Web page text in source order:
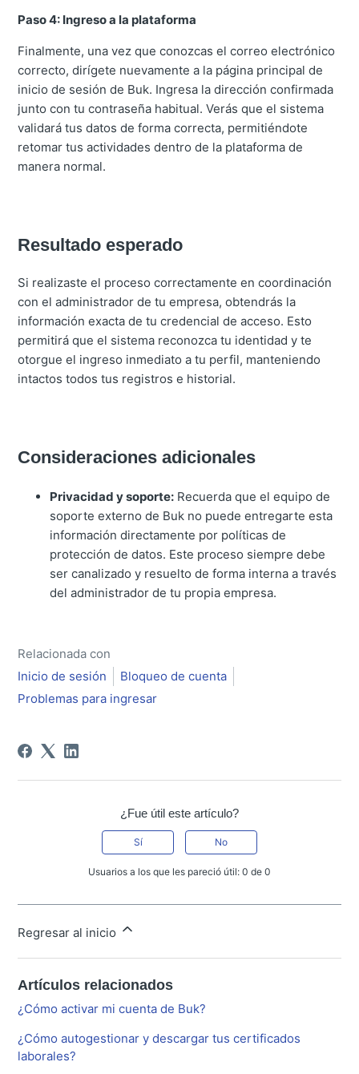
Paso 4: Ingreso a la plataforma
Finalmente, una vez que conozcas el correo electrónico
correcto, dirígete nuevamente a la página principal de
inicio de sesión de Buk. Ingresa la dirección confirmada
junto con tu contraseña habitual. Verás que el sistema
validará tus datos de forma correcta, permitiéndote
retomar tus actividades dentro de la plataforma de
manera normal.
Resultado esperado
Si realizaste el proceso correctamente en coordinación
con el administrador de tu empresa, obtendrás la
información exacta de tu credencial de acceso. Esto
permitirá que el sistema reconozca tu identidad y te
otorgue el ingreso inmediato a tu perfil, manteniendo
intactos todos tus registros e historial.
Consideraciones adicionales
Privacidad y soporte: Recuerda que el equipo de
soporte externo de Buk no puede entregarte esta
información directamente por políticas de
protección de datos. Este proceso siempre debe
ser canalizado y resuelto de forma interna a través
del administrador de tu propia empresa.
Relacionada con
Inicio de sesión
Bloqueo de cuenta
Problemas para ingresar
¿Fue útil este artículo?
Sí No
Usuarios a los que les pareció útil: 0 de 0
Regresar al inicio
Artículos relacionados
¿Cómo activar mi cuenta de Buk?
¿Cómo autogestionar y descargar tus certificados
laborales?